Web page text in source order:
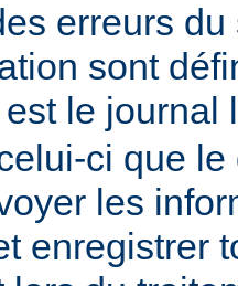
erreurs
sont
est le journal
ci que
les
enregistrer